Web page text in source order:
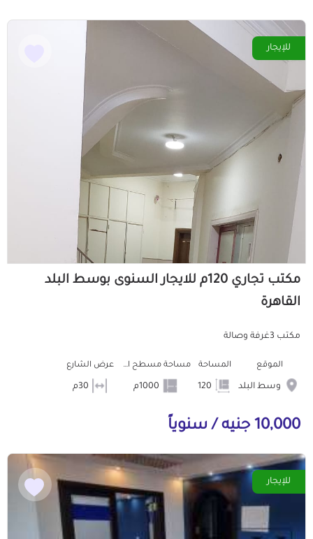
للإيجار
مكتب تجاري 120م للايجار السنوى بوسط البلد
القاهرة
مكتب 3غرفة وصالة
الموقع
وسط البلد
المساحة مساحة مسطح البناء عرض الشارع
10,000 جنيه / سنوياً
للإيجار